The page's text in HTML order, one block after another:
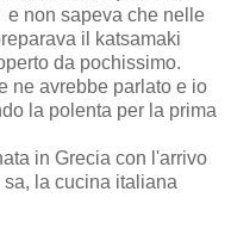
non sapeva che nelle
il katsamaki
da pochissimo.
ne avrebbe parlato e io
la polenta per la prima
in Grecia con l'arrivo
la cucina italiana